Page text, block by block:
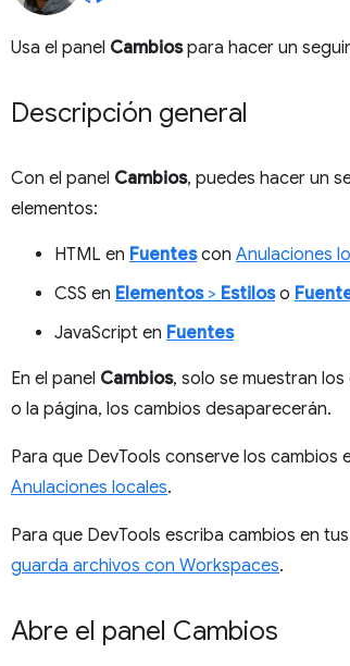
Usa el panel Cambiospara hacer un
Descripción general
Con el panel Cambios, puedes hacer un
elementos:
HTML en Fuentescon Anulaciones
CSS en Elementos> Estiloso
JavaScript en Fuentes
En el panel Cambios, solo se muestran
o la página, los cambios desaparecerán.
Para que DevTools conserve los cambios
Anulaciones locales.
Para que DevTools escriba cambios en
guarda archivos con Workspaces.
Abre el panel Cambios